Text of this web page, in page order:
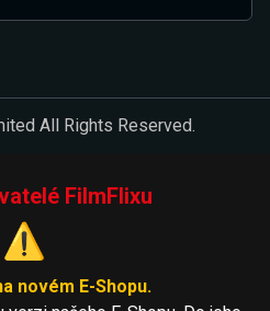
All Rights Reserved.
FilmFlixu
⚠️
novém E-Shopu.